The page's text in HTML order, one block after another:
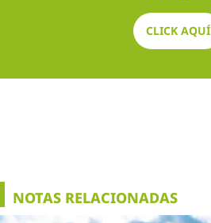
CLICK AQUÍ
NOTAS RELACIONADAS